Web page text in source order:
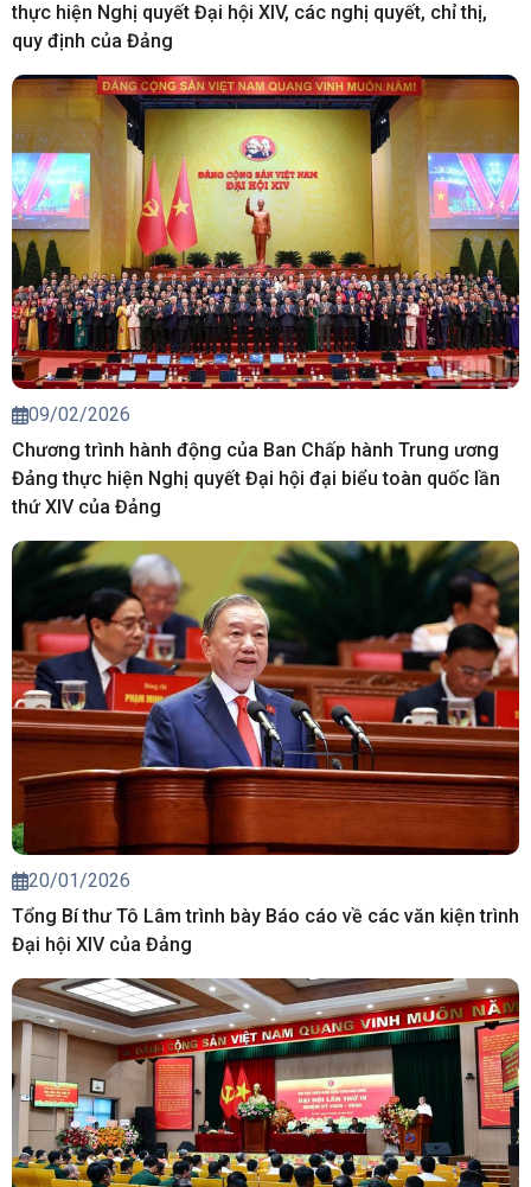
thực hiện Nghị quyết Đại hội XIV, các nghị quyết, chỉ thị,
quy định của Đảng
09/02/2026
Chương trình hành động của Ban Chấp hành Trung ương
Đảng thực hiện Nghị quyết Đại hội đại biểu toàn quốc lần
thứ XIV của Đảng
20/01/2026
Tổng Bí thư Tô Lâm trình bày Báo cáo về các văn kiện trình
Đại hội XIV của Đảng